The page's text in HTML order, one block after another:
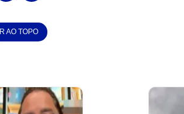
IR AO TOPO